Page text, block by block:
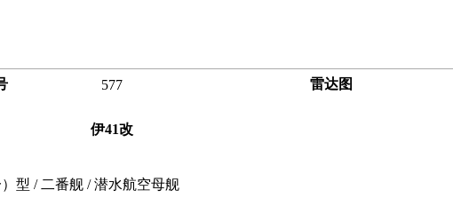
577 雷达图
伊41改
型 / 二番舰 / 潜水航空母舰